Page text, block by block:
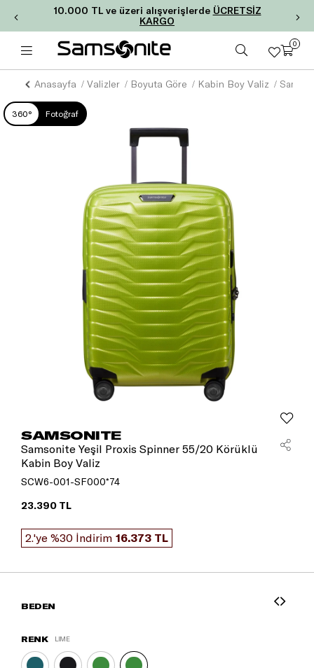
10.000 TL ve üzeri alışverişlerde ÜCRETSİZ
KARGO
0
Anasayfa Valizler Boyuta Göre Kabin Boy Valiz
360° Fotoğraf
SAMSONITE
Samsonite Yeşil Proxis Spinner 55/20 Körüklü
Kabin Boy Valiz
SCW6-001-SF000*74
23.390 TL
2.'ye %30 İndirim 16.373 TL
BEDEN
RENK LIME